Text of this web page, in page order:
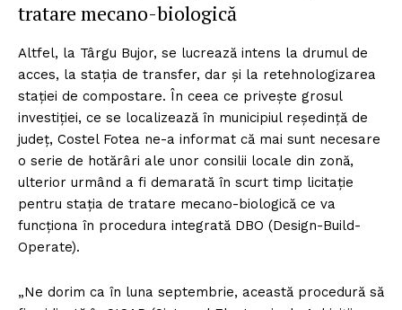
tratare mecano-biologică
Altfel, la Târgu Bujor, se lucrează intens la drumul de
acces, la stația de transfer, dar și la retehnologizarea
stației de compostare. În ceea ce privește grosul
investiției, ce se localizează în municipiul reședință de
județ, Costel Fotea ne-a informat că mai sunt necesare
o serie de hotărâri ale unor consilii locale din zonă,
ulterior urmând a fi demarată în scurt timp licitație
pentru stația de tratare mecano-biologică ce va
funcționa în procedura integrată DBO (Design-Build-
Operate).
„Ne dorim ca în luna septembrie, această procedură să